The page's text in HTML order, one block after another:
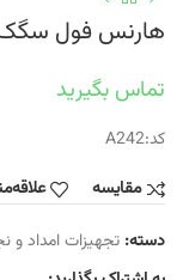
هارنس فول سگک
تماس بگیرید
کد:A242
مقایسه
دسته: تجهیزات امداد و